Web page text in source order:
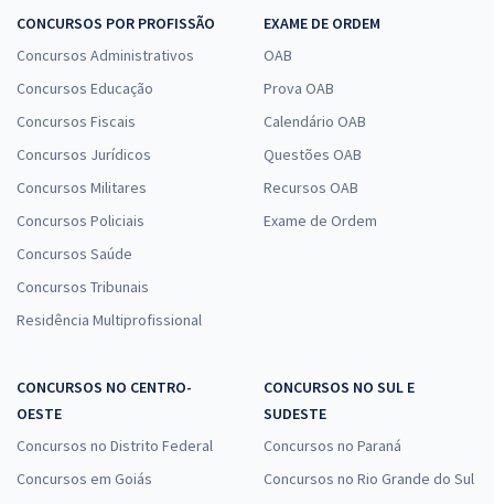
CONCURSOS POR PROFISSÃO
Concursos Administrativos
Concursos Educação
Concursos Fiscais
Concursos Jurídicos
Concursos Militares
Concursos Policiais
Concursos Saúde
Concursos Tribunais
Residência Multiprofissional
EXAME DE ORDEM
OAB
Prova OAB
Calendário OAB
Questões OAB
Recursos OAB
Exame de Ordem
CONCURSOS NO CENTRO-
OESTE
Concursos no Distrito Federal
Concursos em Goiás
CONCURSOS NO SUL E
SUDESTE
Concursos no Paraná
Concursos no Rio Grande do Sul